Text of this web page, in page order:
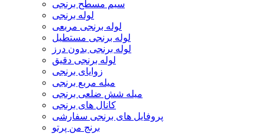
سیم مسطح برنجی
لوله برنجی
لوله برنجی مربعی
لوله برنجی مستطیل
لوله برنجی بدون درز
لوله برنجی دقیق
زوایای برنجی
میله مربع برنجی
میله شش ضلعی برنجی
کانال های برنجی
پروفایل های برنجی سفارشی
برنج من پرتو